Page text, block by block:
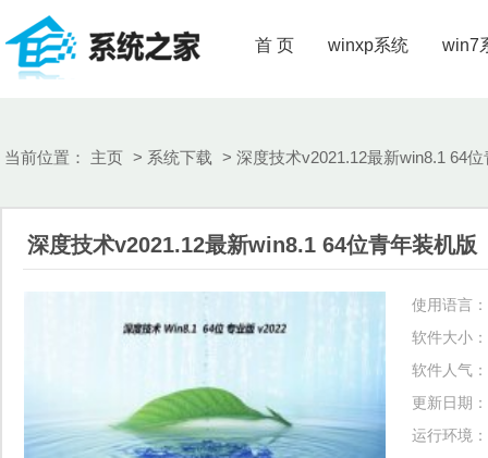
首 页 winxp系统 win7
当前位置： 主页 > 系统下载 > 深度技术v2021.12最新win8.1 64
深度技术v2021.12最新win8.1 64位青年装机版
使用语言：
软件大小：
软件人气：
更新日期：
运行环境：